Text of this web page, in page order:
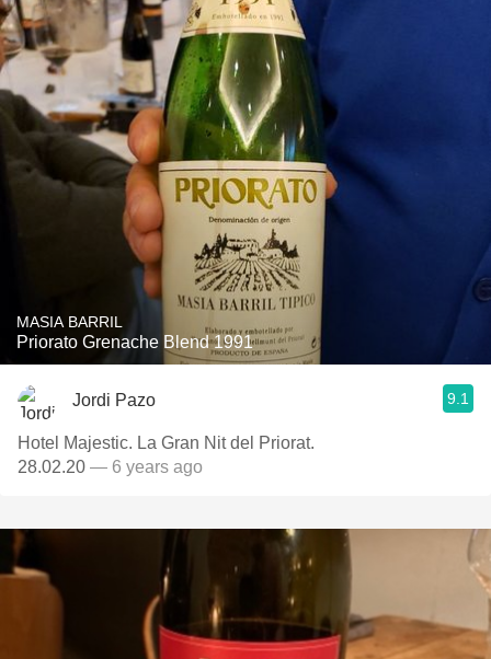
MASIA BARRIL
Priorato Grenache Blend 1991
Jordi Pazo 9.1
Hotel Majestic. La Gran Nit del Priorat.
28.02.20 — 6 years ago